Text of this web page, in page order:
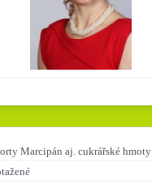
Marcipán aj. cukrářské hmoty